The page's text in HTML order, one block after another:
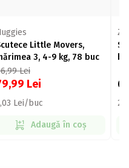
Little Movers,
3, 4-9 kg, 78 buc
Lei
Lei
Lei/buc
Adaugă în coș